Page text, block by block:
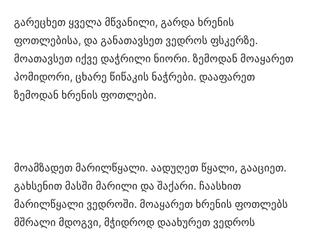
გარეცხეთ ყველა მწვანილი, გარდა ხრენის
ფოთლებისა, და განათავსეთ ვედროს ფსკერზე.
მოათავსეთ იქვე დაჭრილი ნიორი. ზემოდან მოაყარეთ
პომიდორი, ცხარე წიწაკის ნაჭრები. დააფარეთ
ზემოდან ხრენის ფოთლები.
მოამზადეთ მარილწყალი. აადუღეთ წყალი, გააციეთ.
გახსენით მასში მარილი და შაქარი. ჩაასხით
მარილწყალი ვედროში. მოაყარეთ ხრენის ფოთლებს
მშრალი მდოგვი, მჭიდროდ დაახურეთ ვედროს